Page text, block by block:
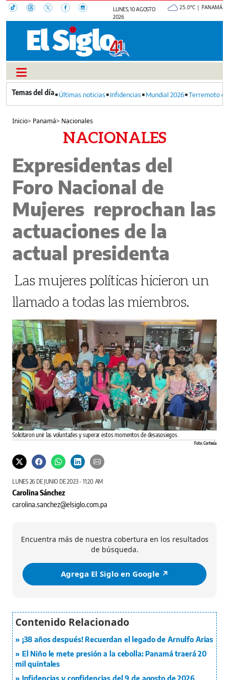
LUNES, 10 AGOSTO
2026
25.0°C | PANAMÁ
Últimas noticias Infidencias Mundial 2026 Terremoto
Inicio> Panamá> Nacionales
NACIONALES
Expresidentas del
Foro Nacional de
Mujeres reprochan las
actuaciones de la
actual presidenta
Las mujeres políticas hicieron un
llamado a todas las miembros.
Solicitaron unir las voluntades y superar estos momentos de desasosiegos.
Foto: Cortesía
LUNES 26 DE JUNIO DE 2023 - 11:20 AM
Carolina Sánchez
carolina.sanchez@elsiglo.com.pa
Encuentra más de nuestra cobertura en los resultados
de búsqueda.
Agrega El Siglo en Google ↗️
¡38 años después! Recuerdan el legado de Arnulfo Arias
El Niño le mete presión a la cebolla: Panamá traerá 20
mil quintales
Infidencias y confidencias del 9 de agosto de 2026